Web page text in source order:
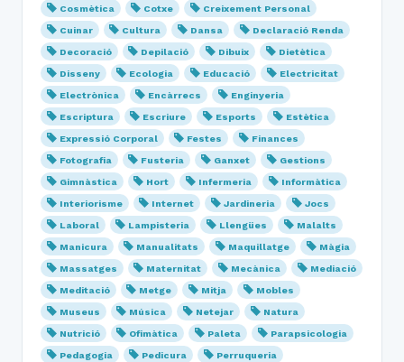
Cosmètica
Cotxe
Creixement Personal
Cuinar
Cultura Dansa
Declaració Renda
Decoració
Depilació Dibuix
Dietètica
Disseny
Ecologia Educació
Electricitat
Electrònica
Encàrrecs
Enginyeria
Escriptura
Escriure Esports
Estètica
Expressió Corporal
Festes
Finances
Fotografia
Fusteria Ganxet
Gestions
Gimnàstica
Hort Infermeria
Informàtica
Interiorisme
Internet Jardineria
Jocs
Laboral
Lampisteria Llengües
Malalts
Manicura
Manualitats Maquillatge
Màgia
Massatges
Maternitat Mecànica
Mediació
Meditació
Metge Mitja
Mobles
Museus
Música Netejar
Natura
Nutrició
Ofimàtica Paleta
Parapsicologia
Pedagogia
Pedicura
Perruqueria